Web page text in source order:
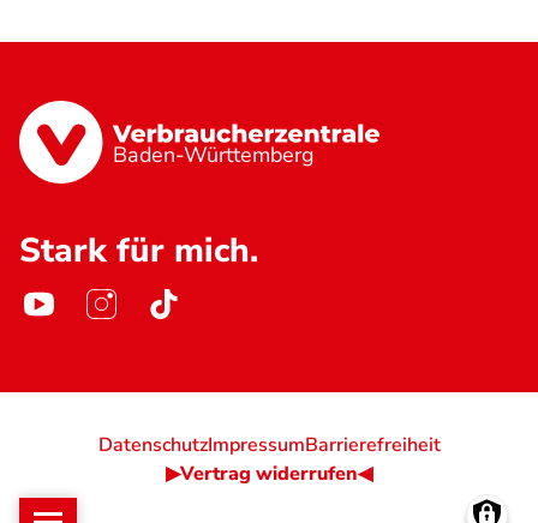
Baden-Württemberg
Stark für mich.
DatenschutzImpressumBarrierefreiheit
▶Vertrag widerrufen◀